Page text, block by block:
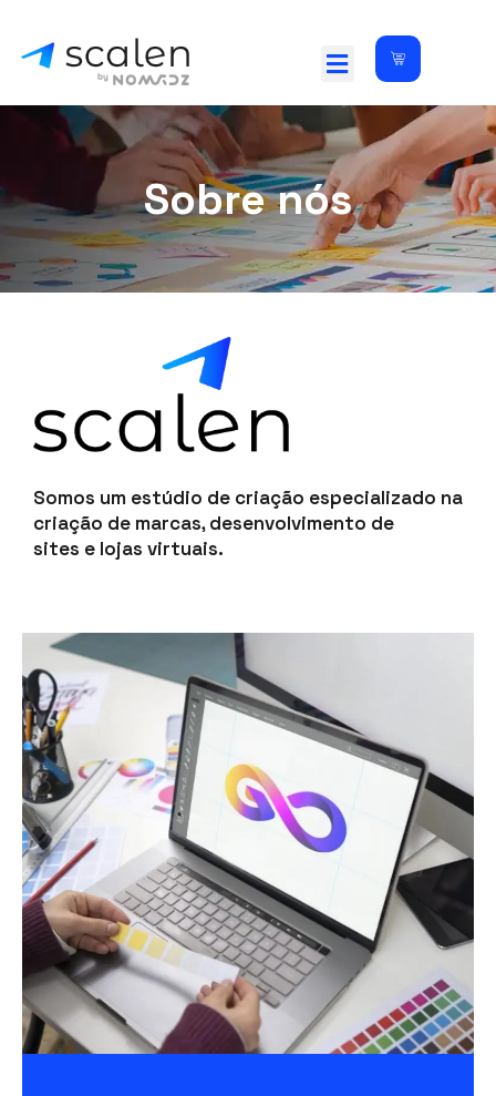
Sobre nós
Somos um estúdio de criação especializado na
criação de marcas, desenvolvimento de
sites e lojas virtuais.